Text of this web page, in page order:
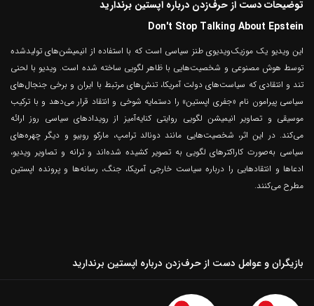
توضیحات دست از حرف‌زدن درباره اپستین برندارید
Don't Stop Talking About Epstein
این ویدیو یک موزیک‌ویدیوی طنز سیاسی است که با استفاده از انیمیشن‌های تولیدشده
توسط هوش مصنوعی و شخصیت‌هایی با ظاهر لگویی ساخته شده است. ویدیو با لحنی
تند و انتقادی که سیاست‌های دولت آمریکا، تنش‌های مرتبط با ایران و برخی جنجال‌های
سیاسی پیرامون نام «جفری اپستین» را دستمایه شوخی و انتقاد قرار می‌دهد و با ترکیب
موسیقی و تصاویر انیمیشن لگویی روایتی کنایه‌آمیز از رویدادهای سیاسی روز ارائه
می‌کند. در این اثر، شخصیت‌هایی مانند دونالد ترامپ، مارکو روبیو و دیگر چهره‌های
سیاسی به‌صورت کاراکترهای لگویی به تصویر کشیده شده‌اند و ترانه و تصاویر ویدیو،
ادعاها و انتقادهایی را درباره سیاست خارجی آمریکا، جنگ، رسانه‌ها و پرونده اپستین
مطرح می‌کنند.
بازیگران و عوامل دست از حرف‌زدن درباره اپستین برندارید